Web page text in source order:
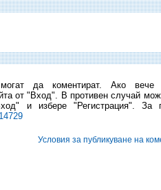
могат да коментират. Ако вече
от "Вход". В противен случай
и избере "Регистрация". За
Условия за публикуване на